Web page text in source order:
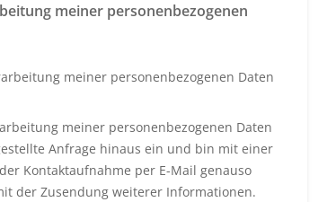
meiner personenbezogenen
meiner personenbezogenen Daten
meiner personenbezogenen Daten
Anfrage hinaus ein und bin mit einer
Kontaktaufnahme per E-Mail genauso
der Zusendung weiterer Informationen.